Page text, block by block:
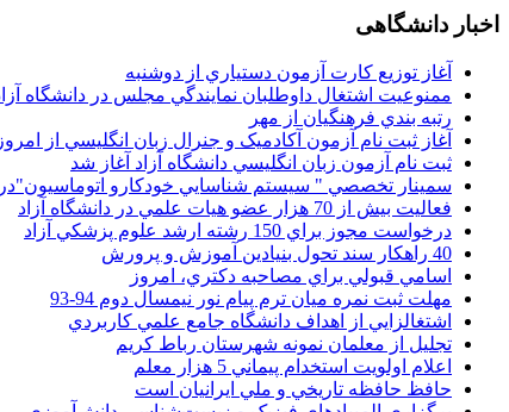
اخبار دانشگاهی
آغاز توزيع کارت آزمون دستياري از دوشنبه
ممنوعيت اشتغال داوطلبان نمايندگي مجلس در دانشگاه
رتبه بندي فرهنگيان از مهر
آغاز ثبت نام آزمون آکادميک و جنرال زبان انگليسي از امروز
ثبت نام آزمون زبان انگليسي دانشگاه آزاد آغاز شد
سمينار تخصصي " سيستم شناسايي خودکارو
فعاليت بيش از 70 هزار عضو هيات علمي در دانشگاه آزاد
درخواست مجوز براي 150 رشته ارشد علوم پزشکي آزاد
40 راهکار سند تحول بنيادين آموزش و پرورش
اسامي قبولي براي مصاحبه دکتري، امروز
مهلت ثبت نمره میان ترم پیام نور نیمسال دوم 94-93
اشتغالزايي از اهداف دانشگاه جامع علمي کاربردي
تجليل از معلمان نمونه شهرستان رباط کريم
اعلام اولويت استخدام پيماني 5 هزار معلم
حافظ حافظه تاريخي و ملي ايرانيان است